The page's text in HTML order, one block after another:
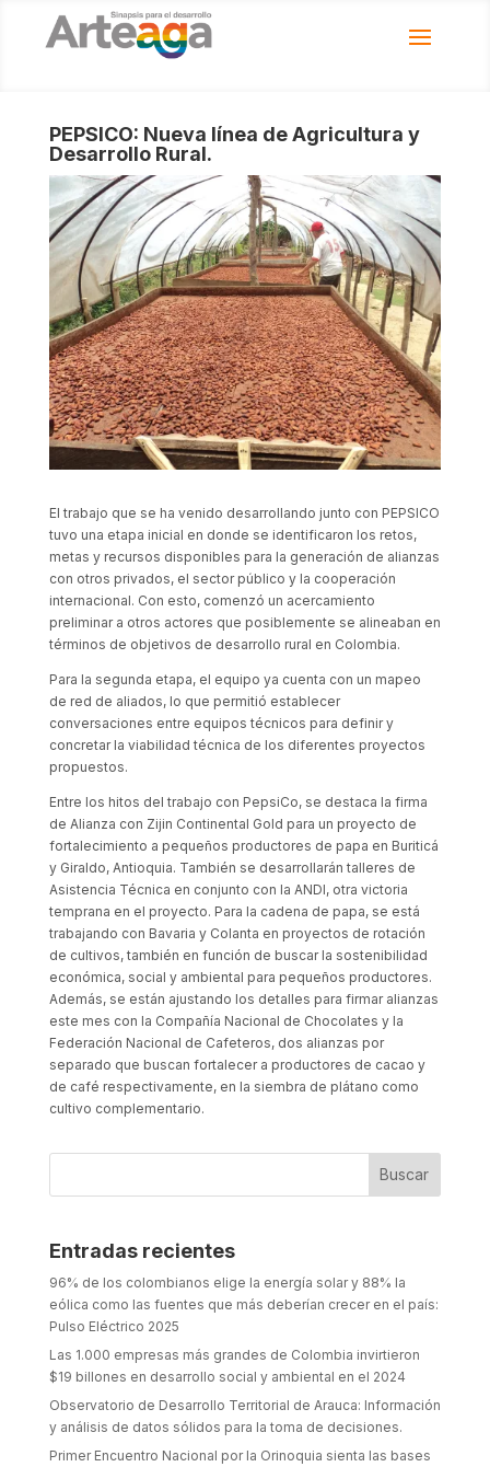
PEPSICO: Nueva lí­nea de Agricultura y
Desarrollo Rural.
El trabajo que se ha venido desarrollando junto con PEPSICO
tuvo una etapa inicial en donde se identificaron los retos,
metas y recursos disponibles para la generación de alianzas
con otros privados, el sector público y la cooperación
internacional. Con esto, comenzó un acercamiento
preliminar a otros actores que posiblemente se alineaban en
términos de objetivos de desarrollo rural en Colombia.
Para la segunda etapa, el equipo ya cuenta con un mapeo
de red de aliados, lo que permitió establecer
conversaciones entre equipos técnicos para definir y
concretar la viabilidad técnica de los diferentes proyectos
propuestos.
Entre los hitos del trabajo con PepsiCo, se destaca la firma
de Alianza con Zijin Continental Gold para un proyecto de
fortalecimiento a pequeños productores de papa en Buriticá
y Giraldo, Antioquia. También se desarrollarán talleres de
Asistencia Técnica en conjunto con la ANDI, otra victoria
temprana en el proyecto. Para la cadena de papa, se está
trabajando con Bavaria y Colanta en proyectos de rotación
de cultivos, también en función de buscar la sostenibilidad
económica, social y ambiental para pequeños productores.
Además, se están ajustando los detalles para firmar alianzas
este mes con la Compañía Nacional de Chocolates y la
Federación Nacional de Cafeteros, dos alianzas por
separado que buscan fortalecer a productores de cacao y
de café respectivamente, en la siembra de plátano como
cultivo complementario.
Entradas recientes
96% de los colombianos elige la energía solar y 88% la
eólica como las fuentes que más deberían crecer en el país:
Pulso Eléctrico 2025
Las 1.000 empresas más grandes de Colombia invirtieron
$19 billones en desarrollo social y ambiental en el 2024
Observatorio de Desarrollo Territorial de Arauca: Información
y análisis de datos sólidos para la toma de decisiones.
Primer Encuentro Nacional por la Orinoquia sienta las bases